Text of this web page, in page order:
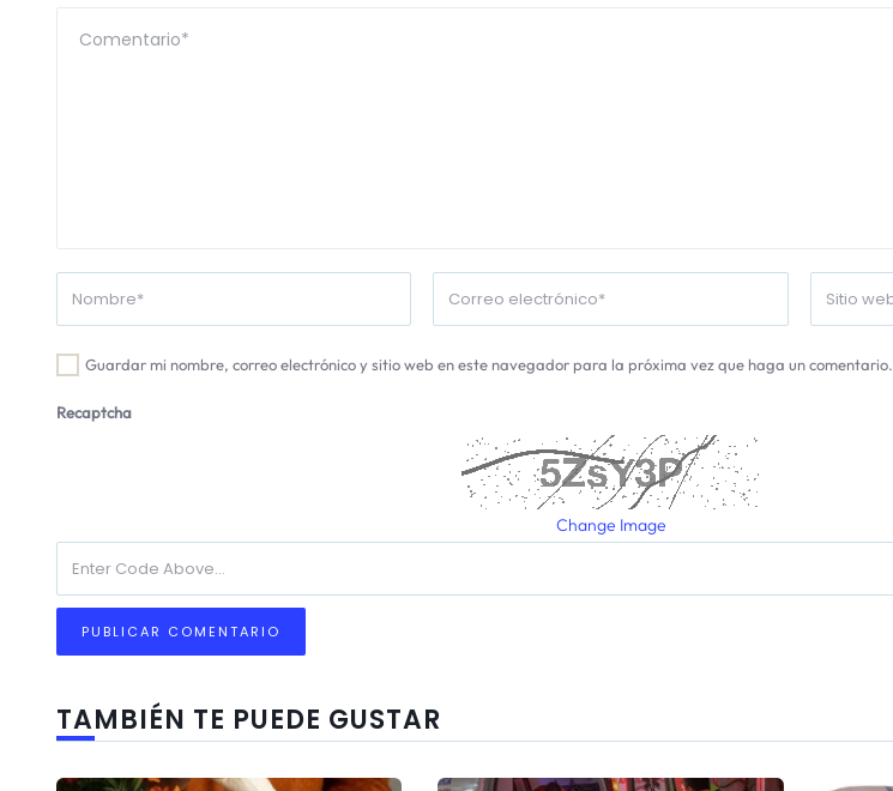
Guardar mi nombre, correo electrónico y sitio web en este navegador para la próxima vez que haga un comentario.
Recaptcha
Change Image
TAMBIÉN TE PUEDE GUSTAR